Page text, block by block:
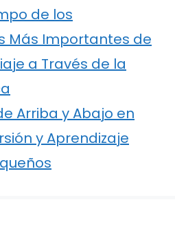
de los
Más Importantes de
a Través de la
Arriba y Abajo en
y Aprendizaje